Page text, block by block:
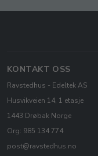
KONTAKT OSS
Ravstedhus - Edeltek AS
Husvikveien 14, 1 etasje
1443 Drøbak Norge
Org: 985 134 774
post@ravstedhus.no